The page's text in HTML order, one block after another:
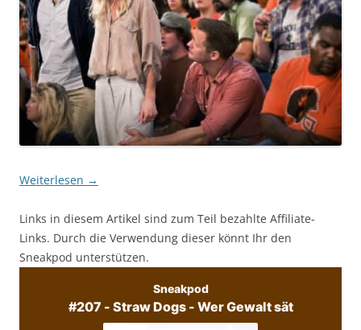
Weiterlesen →
Links in diesem Artikel sind zum Teil bezahlte Affiliate-
Links. Durch die Verwendung dieser könnt Ihr den
Sneakpod unterstützen.